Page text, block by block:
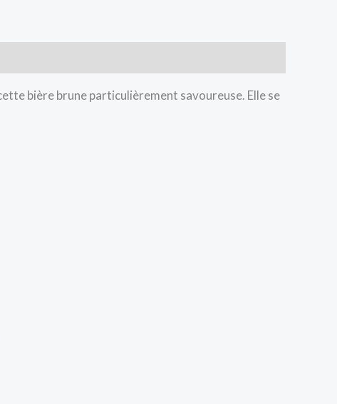
bière brune particulièrement savoureuse. Elle se